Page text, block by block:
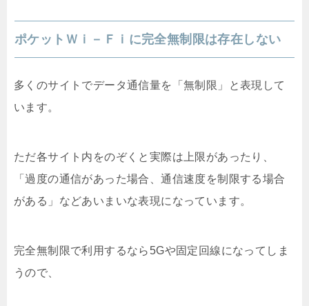
ポケットＷｉ－Ｆｉに完全無制限は存在しない
多くのサイトでデータ通信量を「無制限」と表現して
います。
ただ各サイト内をのぞくと実際は上限があったり、
「過度の通信があった場合、通信速度を制限する場合
がある」などあいまいな表現になっています。
完全無制限で利用するなら5Gや固定回線になってしま
うので、